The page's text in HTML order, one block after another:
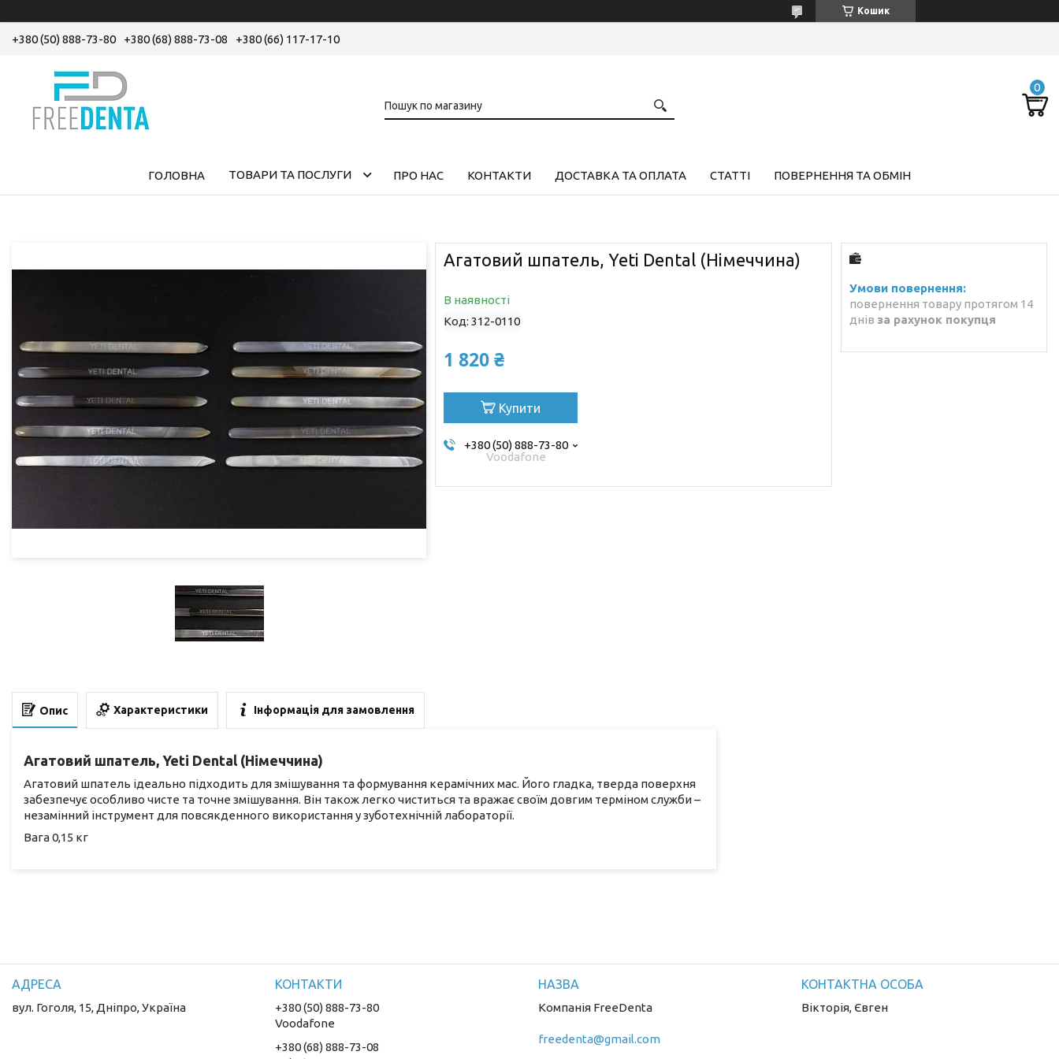
Кошик
+380 (50) 888-73-80 +380 (68) 888-73-08 +380 (66) 117-17-10
ГОЛОВНА ТОВАРИ ТА ПОСЛУГИ ПРО НАС КОНТАКТИ ДОСТАВКА ТА ОПЛАТА СТАТТІ ПОВЕРНЕННЯ ТА ОБМІН
Агатовий шпатель, Yeti Dental (Німеччина)
В наявності
Код: 312-0110
1 820 ₴
Купити
+380 (50) 888-73-80
Voodafone
повернення товару протягом 14
днів за рахунок покупця
Опис Характеристики Інформація для замовлення
Агатовий шпатель, Yeti Dental (Німеччина)
Агатовий шпатель ідеально підходить для змішування та формування керамічних мас. Його гладка, тверда поверхня
забезпечує особливо чисте та точне змішування. Він також легко чиститься та вражає своїм довгим терміном служби –
незамінний інструмент для повсякденного використання у зуботехнічній лабораторії.
Вага 0,15 кг
вул. Гоголя, 15, Дніпро, Україна
+380 (50) 888-73-80
Voodafone
+380 (68) 888-73-08
Компанія FreeDenta
freedenta@gmail.com
Вікторія, Євген